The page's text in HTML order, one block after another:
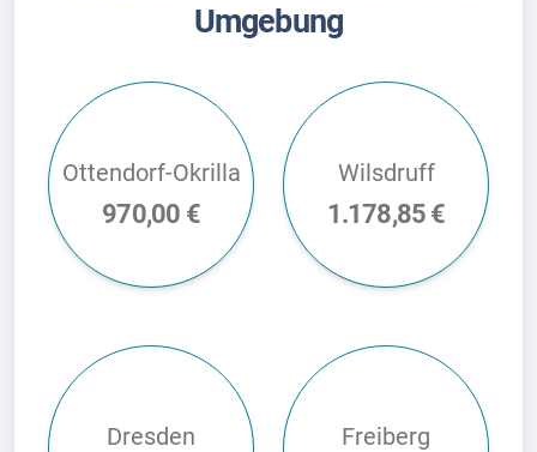
Umgebung
Ottendorf-Okrilla
970,00 €
Wilsdruff
1.178,85 €
Dresden Freiberg